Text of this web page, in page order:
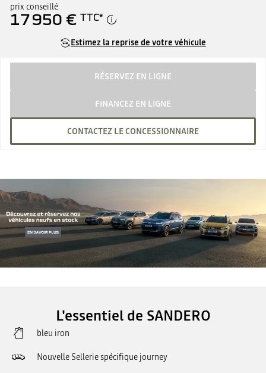
prix conseillé
17 950 € TTC*
Estimez la reprise de votre véhicule
RÉSERVEZ EN LIGNE
FINANCEZ EN LIGNE
CONTACTEZ LE CONCESSIONNAIRE
L'essentiel de SANDERO
bleu iron
Nouvelle Sellerie spécifique journey